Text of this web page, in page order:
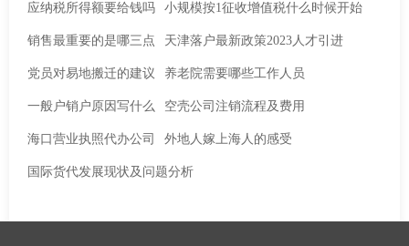
应纳税所得额要给钱吗 小规模按1征收增值税什么时候开始
销售最重要的是哪三点 天津落户最新政策2023人才引进
党员对易地搬迁的建议 养老院需要哪些工作人员
一般户销户原因写什么 空壳公司注销流程及费用
海口营业执照代办公司 外地人嫁上海人的感受
国际货代发展现状及问题分析